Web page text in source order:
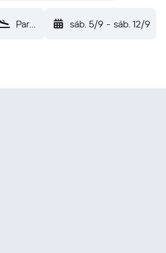
Paragominas (JPE) sáb. 5/9 - sáb. 12/9